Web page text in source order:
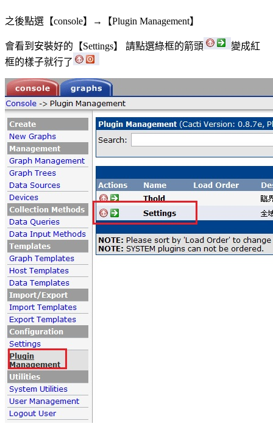
之後點選【console】 →【Plugin Management】
會看到安裝好的【Settings】 請點選綠框的箭頭
變成紅
框的樣子就行了